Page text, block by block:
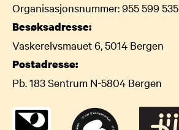
Organisasjonsnummer: 955 599 535
Besøksadresse:
Vaskerelvsmauet 6, 5014 Bergen
Postadresse:
Pb. 183 Sentrum N-5804 Bergen